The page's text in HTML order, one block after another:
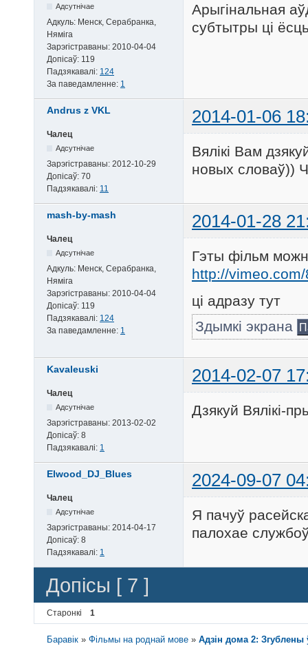
Адсутнічае
Адкуль: Менск, Серабранка,
Няміга
Зарэгістраваны: 2010-04-04
Допісаў: 119
Падзякавалі: 124
За паведамленне: 1
Арыгінальная
субтытры ці
Andrus z VKL 2014-01-06
Чалец
Адсутнічае
Зарэгістраваны: 2012-10-29
Допісаў: 70
Падзякавалі: 11
Вялікі Вам
новых словаў))
mash-by-mash 2014-01-28
Чалец
Адсутнічае
Адкуль: Менск, Серабранка,
Няміга
Зарэгістраваны: 2010-04-04
Допісаў: 119
Падзякавалі: 124
За паведамленне: 1
Гэты фільм
http://
ці адразу тут
Здымкі экрана
Kavaleuski 2014-02-07
Чалец
Адсутнічае
Зарэгістраваны: 2013-02-02
Допісаў: 8
Падзякавалі: 1
Дзякуй Вялікі-
Elwood_DJ_Blues 2024-09-07
Чалец
Адсутнічае
Зарэгістраваны: 2014-04-17
Допісаў: 8
Падзякавалі: 1
Я пачуў
палохае
Допісы [ 7 ]
Старонкі 1
Баравік »Фільмы на роднай мове »Адзін дома 2: